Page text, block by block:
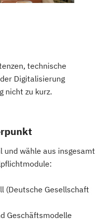
technische
Digitalisierung
nicht zu kurz.
und wähle aus insgesamt
(Deutsche Gesellschaft
Geschäftsmodelle